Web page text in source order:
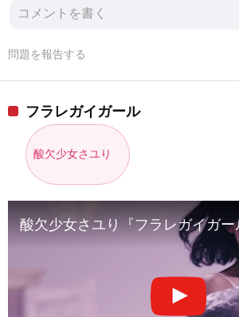
問題を報告する
フラレガイガール
酸欠少女さユり
酸欠少女さユり『フラレガイガ